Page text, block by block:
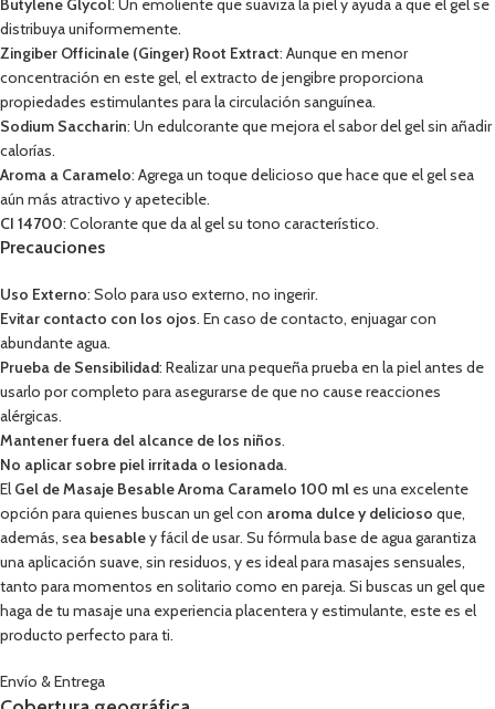
Butylene Glycol: Un emoliente que suaviza la piel y ayuda a que el gel se
distribuya uniformemente.
Zingiber Officinale (Ginger) Root Extract: Aunque en menor
concentración en este gel, el extracto de jengibre proporciona
propiedades estimulantes para la circulación sanguínea.
Sodium Saccharin: Un edulcorante que mejora el sabor del gel sin añadir
calorías.
Aroma a Caramelo: Agrega un toque delicioso que hace que el gel sea
aún más atractivo y apetecible.
CI 14700: Colorante que da al gel su tono característico.
Precauciones
Uso Externo: Solo para uso externo, no ingerir.
Evitar contacto con los ojos. En caso de contacto, enjuagar con
abundante agua.
Prueba de Sensibilidad: Realizar una pequeña prueba en la piel antes de
usarlo por completo para asegurarse de que no cause reacciones
alérgicas.
Mantener fuera del alcance de los niños.
No aplicar sobre piel irritada o lesionada.
El Gel de Masaje Besable Aroma Caramelo 100 ml es una excelente
opción para quienes buscan un gel con aroma dulce y delicioso que,
además, sea besabley fácil de usar. Su fórmula base de agua garantiza
una aplicación suave, sin residuos, y es ideal para masajes sensuales,
tanto para momentos en solitario como en pareja. Si buscas un gel que
haga de tu masaje una experiencia placentera y estimulante, este es el
producto perfecto para ti.
Envío & Entrega